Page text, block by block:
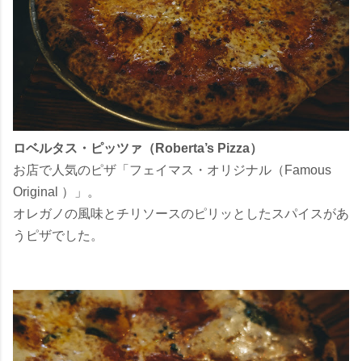
ロベルタス・ピッツァ（Roberta’s Pizza）
お店で人気のピザ「フェイマス・オリジナル（Famous
Original ）」。
オレガノの風味とチリソースのピリッとしたスパイスがあ
うピザでした。